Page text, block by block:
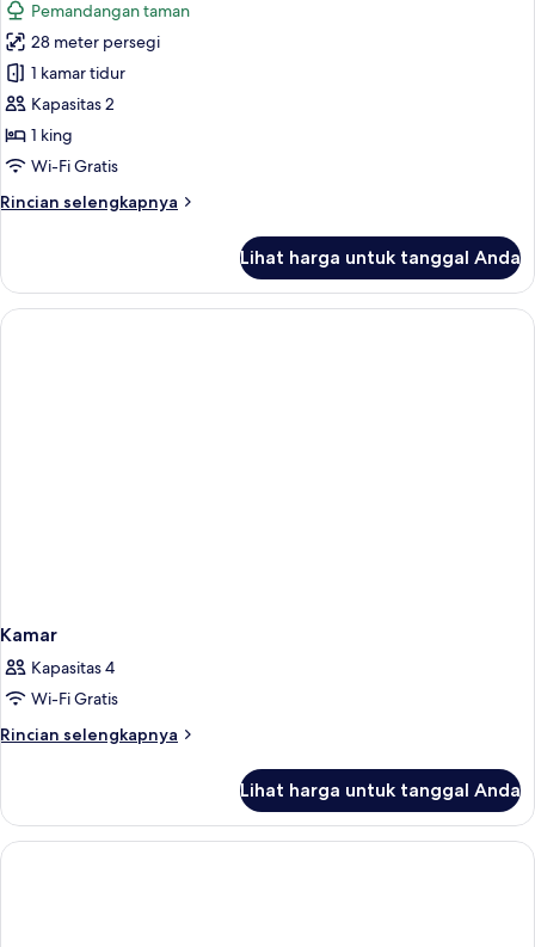
with
Terrace
foto
untuk
Superior
Room
with
Terrace
Pemandangan taman
28 meter persegi
1 kamar tidur
Kapasitas 2
1 king
Wi-Fi Gratis
Rincian selengkapnya
Rincian
Superior
Room
with
Lihat harga untuk tanggal Anda
Kamar
Kapasitas 4
Wi-Fi Gratis
Rincian selengkapnya
Rincian
Kamar
Lihat harga untuk tanggal Anda